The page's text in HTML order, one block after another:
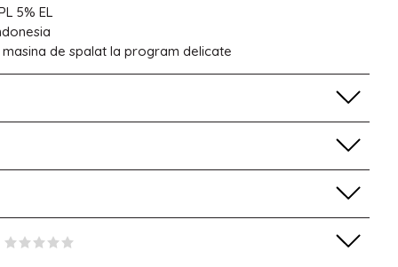
5% EL
de spalat la program delicate